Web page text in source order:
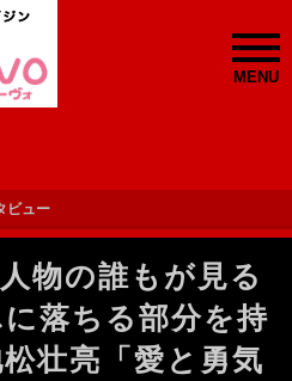
MENU
ビュー
物の誰もが見る
落ちる部分を持
壮亮「愛と勇気